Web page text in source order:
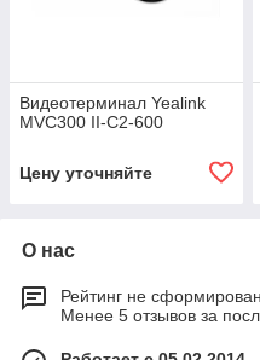
Видеотерминал Yealink
MVC300 II-C2-600
Цену уточняйте
О нас
Рейтинг не сформирован
Менее 5 отзывов за